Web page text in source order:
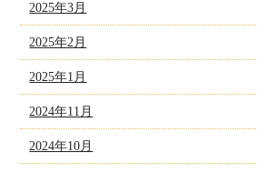
2025年3月
2025年2月
2025年1月
2024年11月
2024年10月